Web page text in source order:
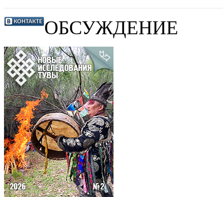
ОБСУЖДЕНИЕ